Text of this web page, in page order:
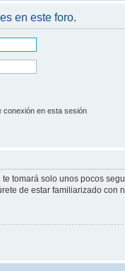
en este foro.
conexión en esta sesión
tomará solo unos pocos
de estar familiarizado